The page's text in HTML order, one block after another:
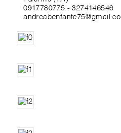
0917780775 -3274146546